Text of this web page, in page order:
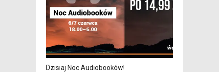
Dzisiaj Noc Audiobooków!